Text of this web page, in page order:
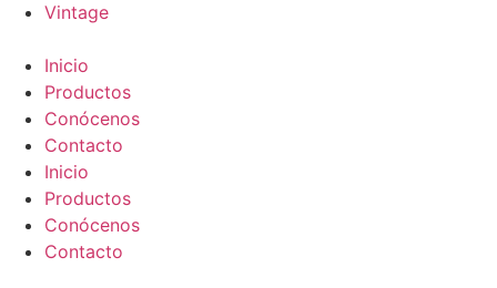
Vintage
Inicio
Productos
Conócenos
Contacto
Inicio
Productos
Conócenos
Contacto